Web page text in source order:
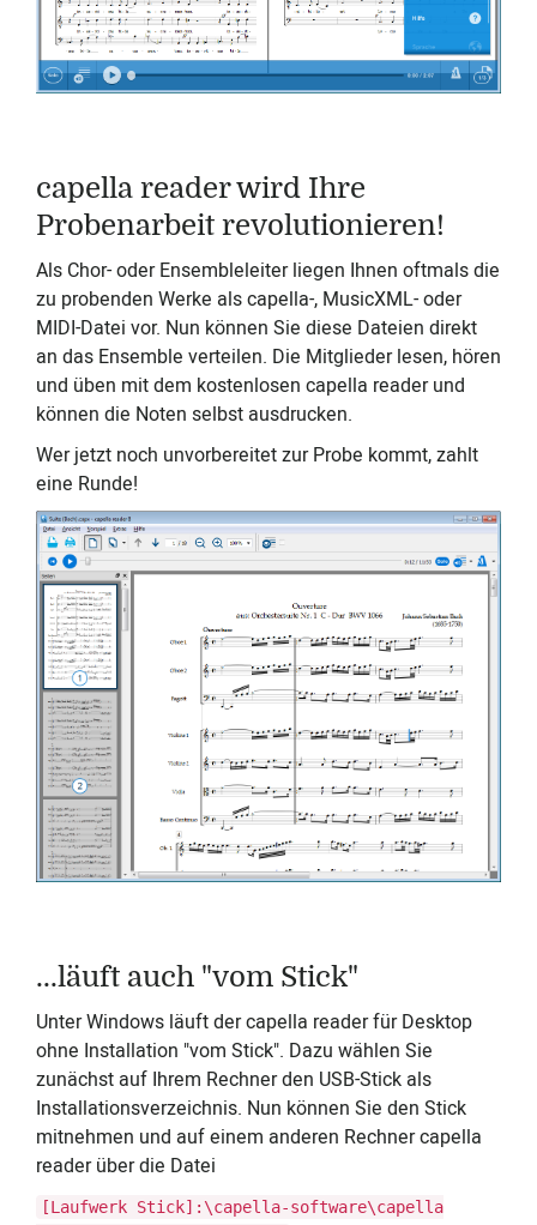
capella reader wird Ihre
Probenarbeit revolutionieren!
Als Chor- oder Ensembleleiter liegen Ihnen oftmals die
zu probenden Werke als capella-, MusicXML- oder
MIDI-Datei vor. Nun können Sie diese Dateien direkt
an das Ensemble verteilen. Die Mitglieder lesen, hören
und üben mit dem kostenlosen capella reader und
können die Noten selbst ausdrucken.
Wer jetzt noch unvorbereitet zur Probe kommt, zahlt
eine Runde!
...läuft auch "vom Stick"
Unter Windows läuft der capella reader für Desktop
ohne Installation "vom Stick". Dazu wählen Sie
zunächst auf Ihrem Rechner den USB-Stick als
Installationsverzeichnis. Nun können Sie den Stick
mitnehmen und auf einem anderen Rechner capella
reader über die Datei
[Laufwerk Stick]:\capella-software\capella